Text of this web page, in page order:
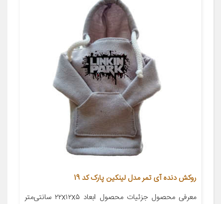
روکش دنده آی تمر مدل لینکین پارک کد 19
معرفی محصول جزئیات محصول ابعاد ۲۲x۱۲x۵ سانتی‌متر